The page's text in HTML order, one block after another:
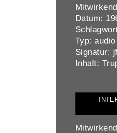
Datum:
Typ: audio
Signatur:
Inhalt: